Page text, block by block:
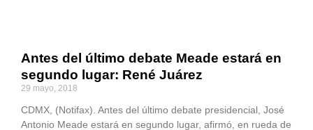
Antes del último debate Meade estará en
segundo lugar: René Juárez
29 mayo, 2018
CDMX, (Notifax). Antes del último debate presidencial, José
Antonio Meade estará en segundo lugar, afirmó, en rueda de